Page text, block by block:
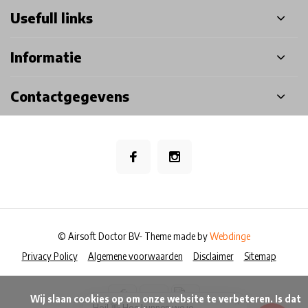
Usefull links
Informatie
Contactgegevens
Privacy Policy Algemene voorwaarden Disclaimer Sitemap
© Airsoft Doctor BV- Theme made byWebdinge
×